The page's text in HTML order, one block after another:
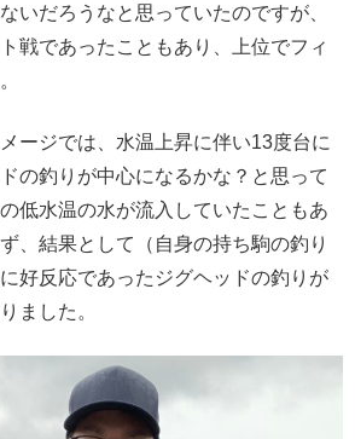
いだろうなと思っていたのですが、
戦であったこともあり、上位でフィ
ージでは、水温上昇に伴い13度台に
の釣りが中心になるかな？と思って
低水温の水が流入していたこともあ
、結果として（自身の持ち駒の釣り
好反応であったジグヘッドの釣りが
ました。